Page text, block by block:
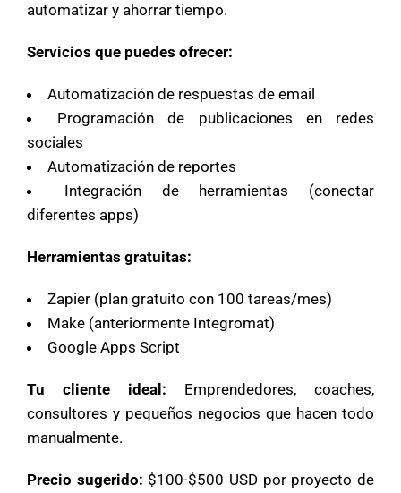
automatizar y ahorrar tiempo.
Servicios que puedes ofrecer:
Automatización de respuestas de email
Programación de publicaciones en redes
sociales
Automatización de reportes
Integración de herramientas (conectar
diferentes apps)
Herramientas gratuitas:
Zapier (plan gratuito con 100 tareas/mes)
Make (anteriormente Integromat)
Google Apps Script
Tu cliente ideal: Emprendedores, coaches,
consultores y pequeños negocios que hacen todo
manualmente.
Precio sugerido: $100-$500 USD por proyecto de